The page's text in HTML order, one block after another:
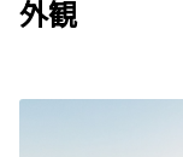
外観